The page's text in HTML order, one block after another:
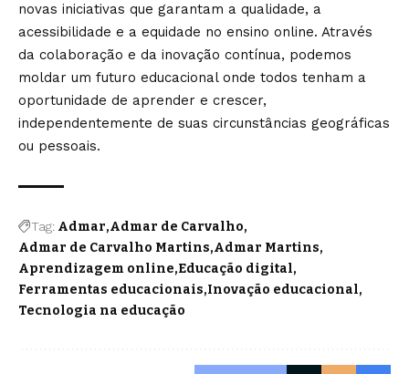
novas iniciativas que garantam a qualidade, a
acessibilidade e a equidade no ensino online. Através
da colaboração e da inovação contínua, podemos
moldar um futuro educacional onde todos tenham a
oportunidade de aprender e crescer,
independentemente de suas circunstâncias geográficas
ou pessoais.
Tag: Admar Admar de Carvalho
Admar de Carvalho Martins Admar Martins
Aprendizagem online Educação digital
Ferramentas educacionais Inovação educacional
Tecnologia na educação